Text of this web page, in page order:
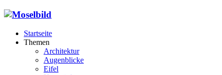
Startseite
Themen
Architektur
Augenblicke
Eifel